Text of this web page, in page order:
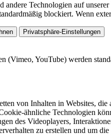
andere Technologien auf
blockiert. Wenn
Privatsphäre-Einstellungen
(Vimeo, YouTube) werden
von Inhalten in Websites,
ähnliche Technologien
des Videoplayers,
zu erstellen und um